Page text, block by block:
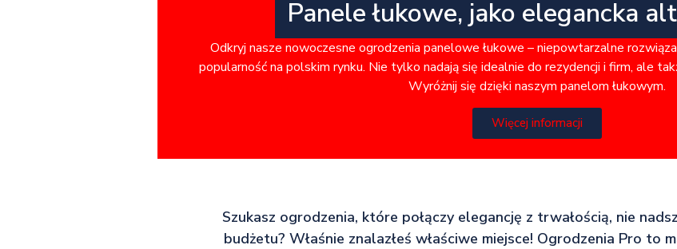
Panele łukowe, jako elegancka
Odkryj nasze nowoczesne ogrodzenia panelowe łukowe – niepowtarzalne
popularność na polskim rynku. Nie tylko nadają się idealnie do rezydencji i firm, ale
Wyróżnij się dzięki naszym panelom łukowym.
Więcej informacji
Szukasz ogrodzenia, które połączy elegancję z trwałością, nie
budżetu? Właśnie znalazłeś właściwe miejsce! Ogrodzenia Pro to